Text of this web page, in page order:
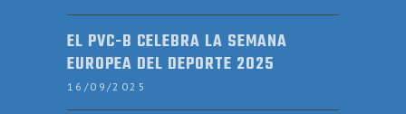
EL PVC-B CELEBRA LA SEMANA
EUROPEA DEL DEPORTE 2025
16/09/2025